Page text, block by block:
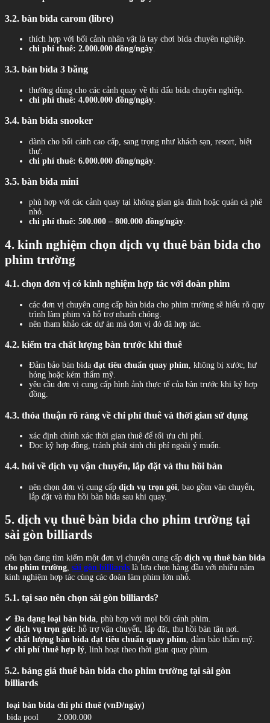
3.2. bàn bida carom (libre)
thích hợp với bối cảnh nhân vật là tay chơi bida chuyên nghiệp.
chi phí thuê: 2.000.000 đồng/ngày.
3.3. bàn bida 3 băng
thường dùng cho các cảnh quay về thi đấu bida chuyên nghiệp.
chi phí thuê: 4.000.000 đồng/ngày
3.4. bàn bida snooker
dành cho bối cảnh cao cấp, sang trọng như khách sạn, resort, biệt
thự.
chi phí thuê: 6.000.000 đồng/ngày
3.5. bàn bida mini
phù hợp với các cảnh quay tại không gian gia đình hoặc quán cà phê
nhỏ.
chi phí thuê: 500.000 – 800.000 đồng/ngày.
4. kinh nghiệm chọn dịch vụ thuê bàn bida cho
phim trường
4.1. chọn đơn vị có kinh nghiệm hợp tác với đoàn phim
các đơn vị chuyên cung cấp bàn bida cho phim trường sẽ hiểu rõ quy
trình làm phim và hỗ trợ nhanh chóng.
nên tham khảo các dự án mà đơn vị đó đã hợp tác.
4.2. kiểm tra chất lượng bàn trước khi thuê
Đảm bảo bàn bida đạt tiêu chuẩn quay phim, không bị xước, hư
hỏng hoặc kém thẩm mỹ.
yêu cầu đơn vị cung cấp hình ảnh thực tế của bàn trước khi ký hợp
đồng.
4.3. thỏa thuận rõ ràng về chi phí thuê và thời gian sử dụng
xác định chính xác thời gian thuê để tối ưu chi phí.
Đọc kỹ hợp đồng, tránh phát sinh chi phí ngoài ý muốn.
4.4. hỏi về dịch vụ vận chuyển, lắp đặt và thu hồi bàn
nên chọn đơn vị cung cấp dịch vụ trọn gói , bao gồm vận chuyển,
lắp đặt và thu hồi bàn bida sau khi quay.
5. dịch vụ thuê bàn bida cho phim trường tại
sài gòn billiards
nếu bạn đang tìm kiếm một đơn vị chuyên cung cấp dịch vụ thuê bàn bida
cho phim trường sài gòn billiards là lựa chọn hàng đầu với nhiều năm
kinh nghiệm hợp tác cùng các đoàn làm phim lớn nhỏ.
5.1. tại sao nên chọn sài gòn billiards?
✔ Đa dạng loại bàn bida, phù hợp với mọi bối cảnh phim.
✔ dịch vụ trọn gói: hỗ trợ vận chuyển, lắp đặt, thu hồi bàn tận nơi.
✔ chất lượng bàn bida đạt tiêu chuẩn quay phim, đảm bảo thẩm mỹ.
✔ chi phí thuê hợp lý, linh hoạt theo thời gian quay phim.
5.2. bảng giá thuê bàn bida cho phim trường tại sài gòn
billiards
loại bàn bida chi phí thuê (vnĐ/ngày)
bida pool
2.000.000